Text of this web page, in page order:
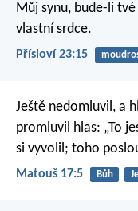
Můj synu, bude-li
vlastní srdce.
Přísloví 23:15
Ještě nedomluvil, a
promluvil hlas: „To
si vyvolil; toho
Matouš 17:5 Bůh